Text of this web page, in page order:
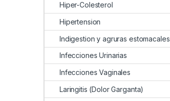
Hiper-Colesterol
Hipertension
Indigestion y agruras estomacales
Infecciones Urinarias
Infecciones Vaginales
Laringitis (Dolor Garganta)